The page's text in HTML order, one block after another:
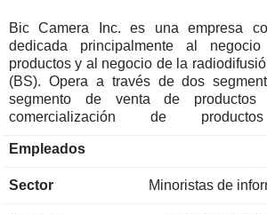
Bic Camera Inc. es una empresa
dedicada principalmente al
productos y al negocio de la
(BS). Opera a través de dos
segmento de venta de
comercialización de productos
comunicación. El segmento de
de alta definición BS. Su actividad
Empleados
Sector Minoristas de